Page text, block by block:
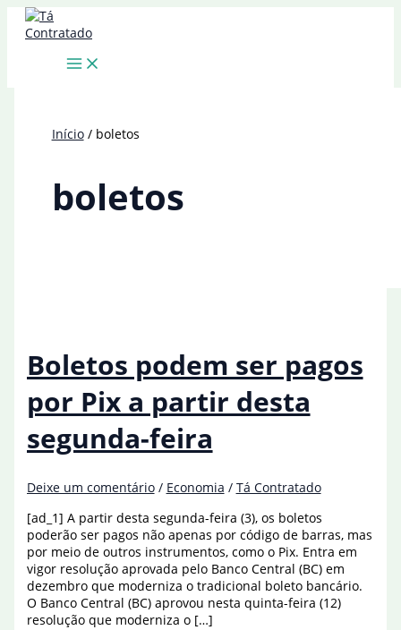
para
Início boletos
boletos
Boletos podem ser pagos
por Pix a partir desta
segunda-feira
Deixe um comentário / Economia / Tá Contratado
[ad_1] A partir desta segunda-feira (3), os boletos
poderão ser pagos não apenas por código de barras, mas
por meio de outros instrumentos, como o Pix. Entra em
vigor resolução aprovada pelo Banco Central (BC) em
dezembro que moderniza o tradicional boleto bancário.
O Banco Central (BC) aprovou nesta quinta-feira (12)
resolução que moderniza o […]